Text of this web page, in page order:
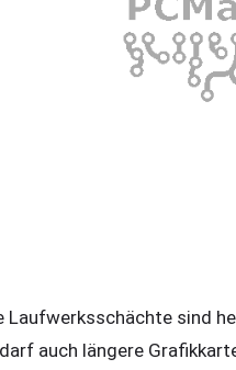
Laufwerksschächte sind
auch längere